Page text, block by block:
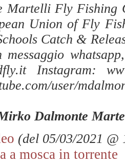
Martelli Fly
Union of Fly
Catch &
messaggio
Instagram:
user/
Dalmonte
(del 05/03/2021
a mosca in torrente